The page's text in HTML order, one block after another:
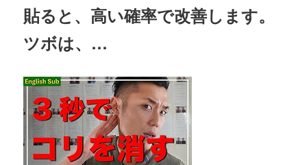
貼ると、高い確率で改善します。
ツボは、…